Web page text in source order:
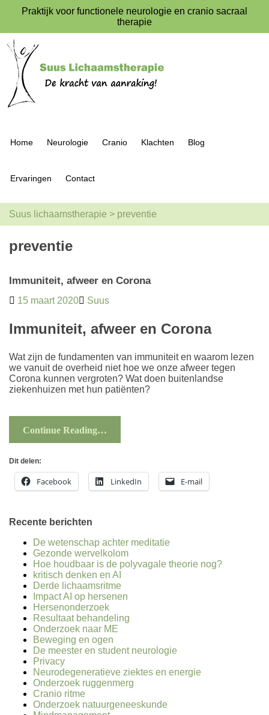
Praktijk voor functionele neurologie en cranio sacraal
therapie
Home Neurologie Cranio Klachten Blog
Ervaringen Contact
Suus lichaamstherapie > preventie
preventie
Immuniteit, afweer en Corona
15 maart 2020 Suus
Immuniteit, afweer en Corona
Wat zijn de fundamenten van immuniteit en waarom lezen
we vanuit de overheid niet hoe we onze afweer tegen
Corona kunnen vergroten? Wat doen buitenlandse
ziekenhuizen met hun patiënten?
Continue Reading…
Dit delen:
Facebook LinkedIn E-mail
Recente berichten
De wetenschap achter meditatie
Gezonde wervelkolom
Hoe houdbaar is de polyvagale theorie nog?
kritisch denken en AI
Derde lichaamsritme
Impact AI op hersenen
Hersenonderzoek
Resultaat behandeling
Onderzoek naar ME
Beweging en ogen
De meester en student neurologie
Privacy
Neurodegeneratieve ziektes en energie
Onderzoek ruggenmerg
Cranio ritme
Onderzoek natuurgeneeskunde